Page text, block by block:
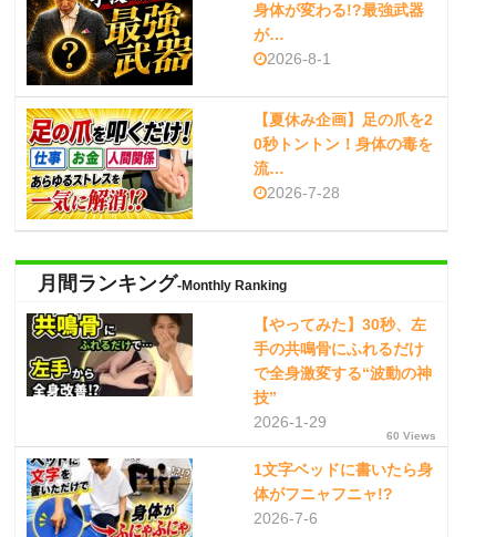
身体が変わる!?最強武器
が…
2026-8-1
【夏休み企画】足の爪を2
0秒トントン！身体の毒を
流…
2026-7-28
月間ランキング-Monthly Ranking
【やってみた】30秒、左
手の共鳴骨にふれるだけ
で全身激変する“波動の神
技”
2026-1-29
60 Views
1文字ベッドに書いたら身
体がフニャフニャ!?
2026-7-6